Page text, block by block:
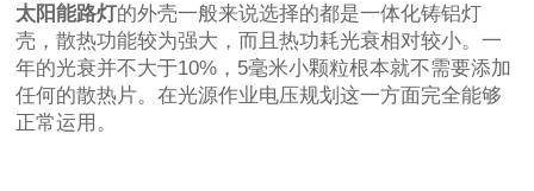
太阳能路灯的外壳一般来说选择的都是一体化铸铝灯
壳，散热功能较为强大，而且热功耗光衰相对较小。一
年的光衰并不大于10%，5毫米小颗粒根本就不需要添加
任何的散热片。在光源作业电压规划这一方面完全能够
正常运用。